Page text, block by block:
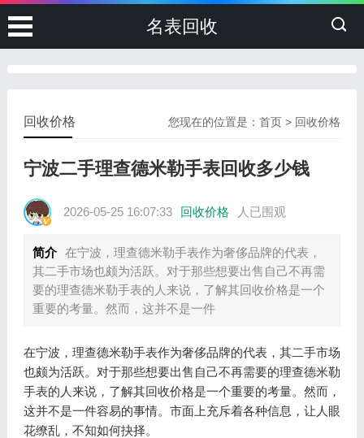
名表回收
您现在的位置是：首页 > 回收价格
回收价格
宁波二手理查德米勒手表回收多少钱
2026-05-25 16:07:33 回收价格 人已围观
简介 在宁波，理查德米勒手表作为奢侈品牌的代表，
其二手市场也颇为活跃。对于那些想要出售自己不再需
要的理查德米勒手表的人来说，了解其回收价格是一个
重要的考量。然而，这并不是一件
在宁波，理查德米勒手表作为奢侈品牌的代表，其二手市场
也颇为活跃。对于那些想要出售自己不再需要的理查德米勒
手表的人来说，了解其回收价格是一个重要的考量。然而，
这并不是一件容易的事情。市面上充斥着各种信息，让人眼
花缭乱，不知如何抉择。